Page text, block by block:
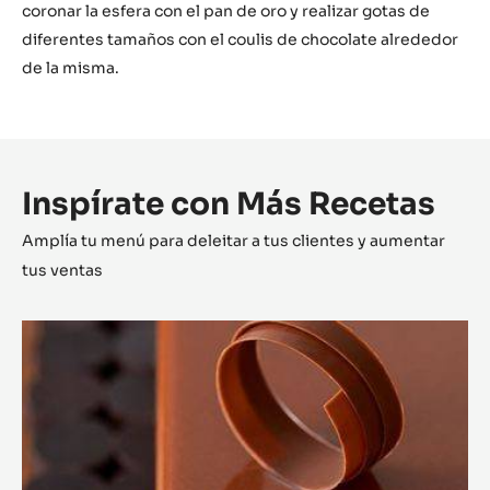
coronar la esfera con el pan de oro y realizar gotas de
diferentes tamaños con el coulis de chocolate alrededor
de la misma.
Inspírate con Más Recetas
Amplía tu menú para deleitar a tus clientes y aumentar
tus ventas
Entremets
Alunga&trade;